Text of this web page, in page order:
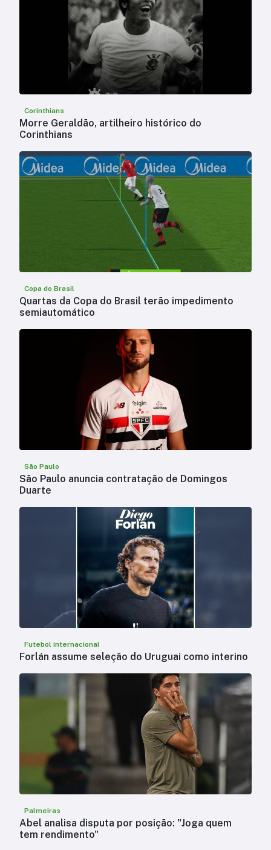
Corinthians
Morre Geraldão, artilheiro histórico do
Corinthians
Copa do Brasil
Quartas da Copa do Brasil terão impedimento
semiautomático
São Paulo
São Paulo anuncia contratação de Domingos
Duarte
Futebol internacional
Forlán assume seleção do Uruguai como interino
Palmeiras
Abel analisa disputa por posição: "Joga quem
tem rendimento"